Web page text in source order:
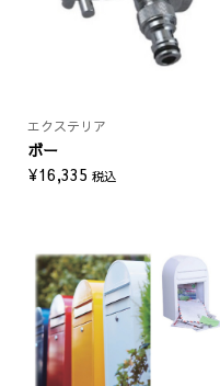
エクステリア
ボー
¥16,335 税込